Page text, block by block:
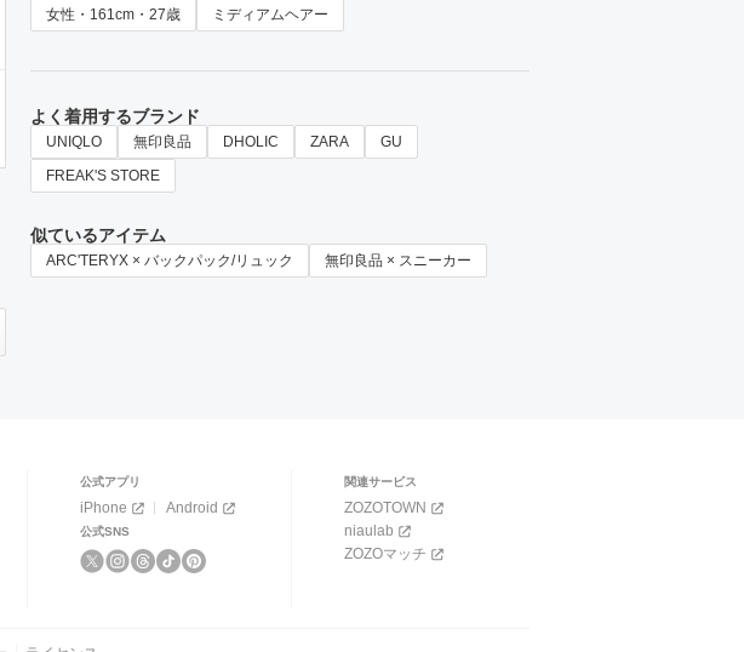
女性・161cm・27歳 ミディアムヘアー
よく着用するブランド
UNIQLO 無印良品 DHOLIC ZARA
GU
FREAK'S STORE
似ているアイテム
ARC'TERYX × バックパック/リュック 無印良品 × スニーカー
公式アプリ
iPhone Android
公式SNS
関連サービス
ZOZOTOWN
niaulab
ZOZOマッチ